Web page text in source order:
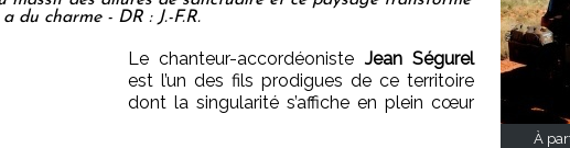
a du charme - DR : J.-F.R.
Le chanteur-accordéoniste Jean Ségurel
est l’un des fils prodigues de ce territoire
dont la singularité s’affiche en plein cœur
À